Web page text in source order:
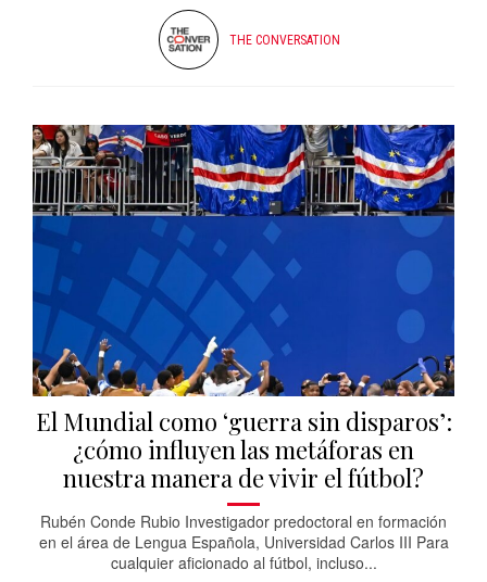
THE CONVERSATION
El Mundial como ‘guerra sin disparos’:
¿cómo influyen las metáforas en
nuestra manera de vivir el fútbol?
Rubén Conde Rubio Investigador predoctoral en formación
en el área de Lengua Española, Universidad Carlos III Para
cualquier aficionado al fútbol, incluso...